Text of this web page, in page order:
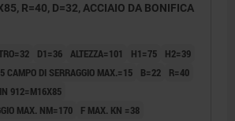
R=40, D=32, ACCIAIO DA BONIFICA
D1=36 ALTEZZA=101 H1=75
H2=39
CAMPO DI SERRAGGIO MAX.=15 B=22
R=40
912=M16X85
MAX. NM=170
F MAX. KN =38